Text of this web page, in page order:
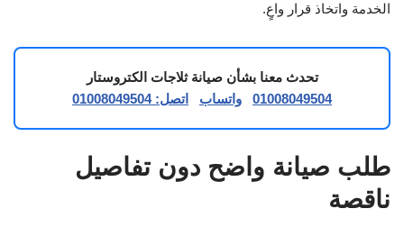
الخدمة واتخاذ قرار واعٍ.
تحدث معنا بشأن صيانة ثلاجات الكتروستار
01008049504
واتساب اتصل: 01008049504
طلب صيانة واضح دون تفاصيل
ناقصة